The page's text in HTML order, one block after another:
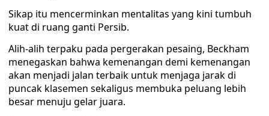
Sikap itu mencerminkan mentalitas yang kini tumbuh
kuat di ruang ganti Persib.
Alih-alih terpaku pada pergerakan pesaing, Beckham
menegaskan bahwa kemenangan demi kemenangan
akan menjadi jalan terbaik untuk menjaga jarak di
puncak klasemen sekaligus membuka peluang lebih
besar menuju gelar juara.